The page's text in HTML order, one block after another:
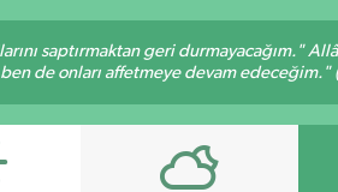
saptırmaktan geri durmayacağım."
de onları affetmeye devam edeceğim."